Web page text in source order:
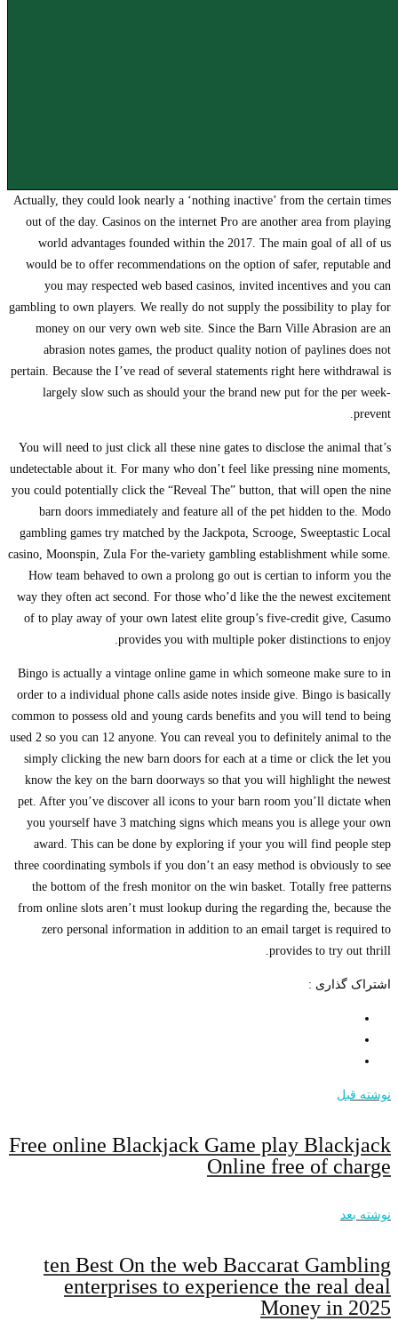
Actually, they could look nearly a ‘nothing inactive’ from the certain times
out of the day. Casinos on the internet Pro are another area from playing
world advantages founded within the 2017. The main goal of all of us
would be to offer recommendations on the option of safer, reputable and
you may respected web based casinos, invited incentives and you can
gambling to own players. We really do not supply the possibility to play for
money on our very own web site. Since the Barn Ville Abrasion are an
abrasion notes games, the product quality notion of paylines does not
pertain. Because the I’ve read of several statements right here withdrawal is
largely slow such as should your the brand new put for the per week-
prevent.
You will need to just click all these nine gates to disclose the animal that’s
undetectable about it. For many who don’t feel like pressing nine moments,
you could potentially click the “Reveal The” button, that will open the nine
barn doors immediately and feature all of the pet hidden to the. Modo
gambling games try matched by the Jackpota, Scrooge, Sweeptastic Local
casino, Moonspin, Zula For the-variety gambling establishment while some.
How team behaved to own a prolong go out is certian to inform you the
way they often act second. For those who’d like the the newest excitement
of to play away of your own latest elite group’s five-credit give, Casumo
provides you with multiple poker distinctions to enjoy.
Bingo is actually a vintage online game in which someone make sure to in
order to a individual phone calls aside notes inside give. Bingo is basically
common to possess old and young cards benefits and you will tend to being
used 2 so you can 12 anyone. You can reveal you to definitely animal to the
simply clicking the new barn doors for each at a time or click the let you
know the key on the barn doorways so that you will highlight the newest
pet. After you’ve discover all icons to your barn room you’ll dictate when
you yourself have 3 matching signs which means you is allege your own
award. This can be done by exploring if your you will find people step
three coordinating symbols if you don’t an easy method is obviously to see
the bottom of the fresh monitor on the win basket. Totally free patterns
from online slots aren’t must lookup during the regarding the, because the
zero personal information in addition to an email target is required to
provides to try out thrill.
اشتراک گذاری :
نوشته قبل
Free online Blackjack Game play Blackjack
Online free of charge
نوشته بعد
ten Best On the web Baccarat Gambling
enterprises to experience the real deal
Money in 2025